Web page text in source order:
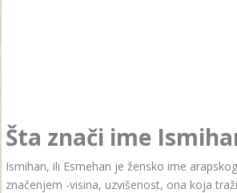
Šta znači ime
Ismihan, ili Esmehan je žensko ime
značenjem -visina, uzvišenost, ona koja